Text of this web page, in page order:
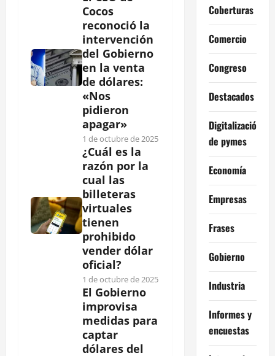
Cocos
reconoció la
intervención
del Gobierno
en la venta
de dólares:
«Nos
pidieron
apagar»
1 de octubre de 2025
¿Cuál es la
razón por la
cual las
billeteras
virtuales
tienen
prohibido
vender dólar
oficial?
1 de octubre de 2025
El Gobierno
improvisa
medidas para
captar
dólares del
Coberturas
Comercio
Congreso
Destacados
Digitalización
de pymes
Economía
Empresas
Frases
Gobierno
Industria
Informes y
encuestas